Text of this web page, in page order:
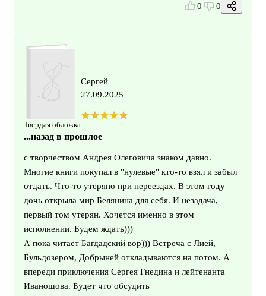
0 0
Твердая обложка
Сергей
27.09.2025
...назад в прошлое
с творчеством Андрея Олеговича знаком давно.
Многие книги покупал в "нулевые" кто-то взял и забыл
отдать. Что-то утеряно при переездах. В этом году
дочь открыла мир Белянина для себя. И незадача,
первый том утерян. Хочется именно в этом
исполнении. Будем ждать)))
А пока читает Багдадский вор))) Встреча с Лией,
Бульдозером, Добрыней откладываются на потом. А
впереди приключения Сергея Гнедина и лейтенанта
Иваношова. Будет что обсудить